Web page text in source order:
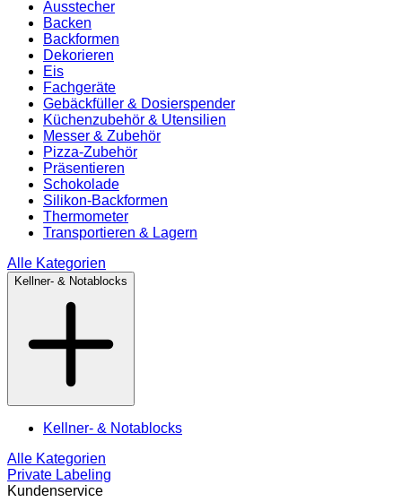
Ausstecher
Backen
Backformen
Dekorieren
Eis
Fachgeräte
Gebäckfüller & Dosierspender
Küchenzubehör & Utensilien
Messer & Zubehör
Pizza-Zubehör
Präsentieren
Schokolade
Silikon-Backformen
Thermometer
Transportieren & Lagern
Alle Kategorien
Kellner- & Notablocks
Kellner- & Notablocks
Alle Kategorien
Private Labeling
Kundenservice